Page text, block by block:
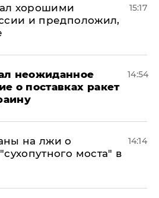
хорошими
и предположил,
15:17
неожиданное
о поставках ракет
14:54
на лжи о
моста" в
14:14